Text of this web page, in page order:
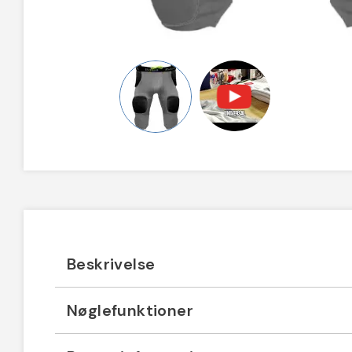
Beskrivelse
Nøglefunktioner